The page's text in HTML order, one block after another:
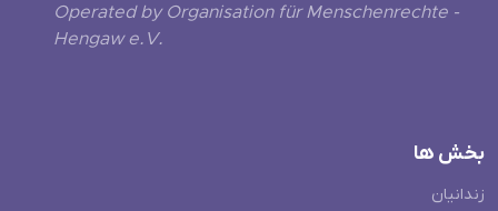
Operated by Organisation für Menschenrechte -
Hengaw e.V.
بخش ها
زندانیان